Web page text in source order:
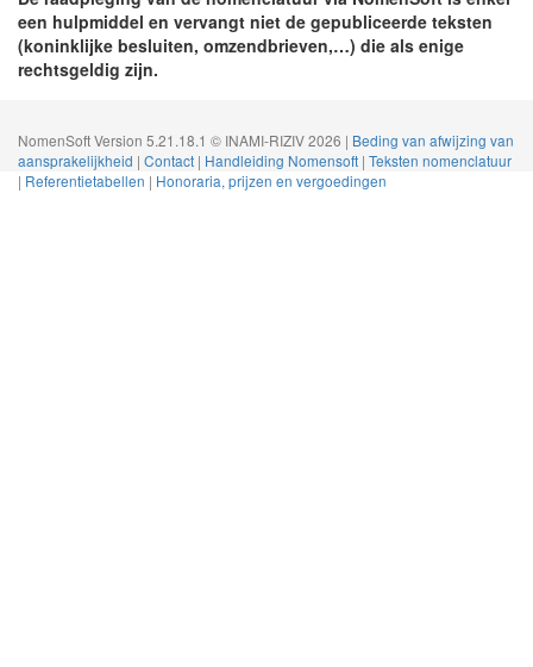
een hulpmiddel en vervangt niet de gepubliceerde teksten
(koninklijke besluiten, omzendbrieven,…) die als enige
rechtsgeldig zijn.
NomenSoft Version 5.21.18.1 © INAMI-RIZIV 2026 | Beding van afwijzing van
aansprakelijkheid | Contact | Handleiding Nomensoft | Teksten nomenclatuur
| Referentietabellen | Honoraria, prijzen en vergoedingen